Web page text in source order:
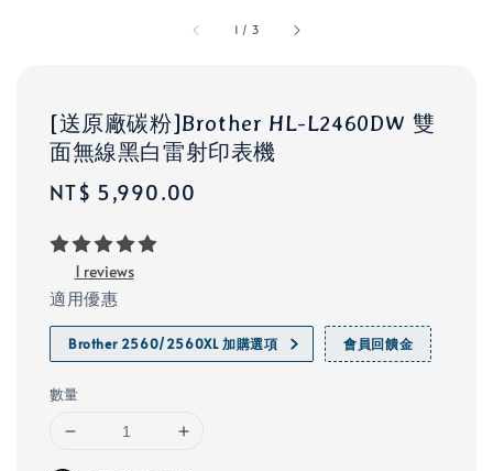
1 / 3
[送原廠碳粉]Brother HL-L2460DW 雙
面無線黑白雷射印表機
Regular
NT$ 5,990.00
1 reviews
適用優惠
Brother 2560/2560XL 加購選項 會員回饋金
數量